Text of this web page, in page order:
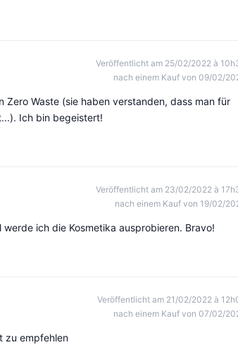
Veröffentlicht am 25/02/2022 à
nach einem Kauf von 09/02/
Waste (sie haben verstanden, dass man für
Ich bin begeistert!
Veröffentlicht am 23/02/2022 à
nach einem Kauf von 19/02/
ich die Kosmetika ausprobieren. Bravo!
Veröffentlicht am 21/02/2022 à
nach einem Kauf von 07/02/
zu empfehlen